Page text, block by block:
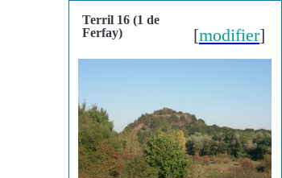
[modifier]
Terril 16 (1 de
Ferfay)